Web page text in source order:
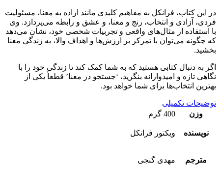
در این کتاب، فرانکل به مفاهیم کلیدی مانند اراده به معنا، مسئولیت
فردی، آزادی و انتخاب، رنج و معنا، و عشق و رابطه می‌پردازد. وی
با استفاده از مثال‌های واقعی و تجربیات شخصی خود، نشان می‌دهد
که چگونه می‌توان با تمرکز بر ارزش‌ها و اهداف والا، به زندگی معنا
بخشید.
اگر به دنبال کتابی هستید که به شما کمک کند تا زندگی خود را با
نگاهی تازه و امیدوارانه بنگرید، ‘جستجو در معنا’ قطعاً یکی از
بهترین انتخاب‌ها برای شما خواهد بود.
توضیحات تکمیلی
وزن
400 گرم
نویسنده ویکتور فرانکل
مترجم مهدی گنجی